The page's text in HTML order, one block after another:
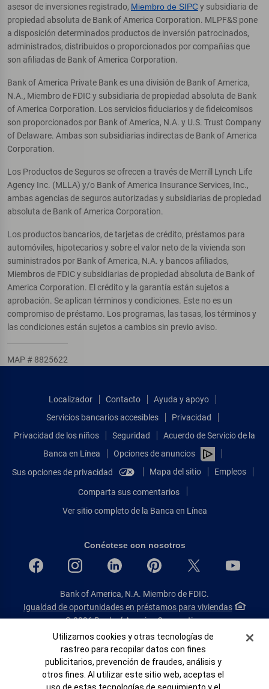
asesor de inversiones registrado, Miembro de SIPCy subsidiaria de
propiedad absoluta de Bank of America Corporation. MLPF&S pone
a disposición determinados productos de inversión patrocinados,
administrados, distribuidos o proporcionados por compañías que
son afiliadas de Bank of America Corporation.
Bank of America Private Bank es una división de Bank of America,
N.A., Miembro de FDIC y subsidiaria de propiedad absoluta de Bank
of America Corporation. Los servicios fiduciarios y de fideicomisos
son proporcionados por Bank of America, N.A. y U.S. Trust Company
of Delaware. Ambas son subsidiarias indirectas de Bank of America
Corporation.
Los Productos de Seguros se ofrecen a través de Merrill Lynch Life
Agency Inc. (MLLA) y/o Bank of America Insurance Services, Inc.,
ambas agencias de seguros autorizadas y subsidiarias de propiedad
absoluta de Bank of America Corporation.
Los productos bancarios, de tarjetas de crédito, préstamos para
automóviles, hipotecarios y sobre el valor neto de la vivienda son
suministrados por Bank of America, N.A. y bancos afiliados,
Miembros de FDIC y subsidiarias de propiedad absoluta de Bank of
America Corporation. El crédito y la garantía están sujetos a
aprobación. Se aplican términos y condiciones. Este no es un
compromiso de préstamo. Los programas, las tasas, los términos y
las condiciones están sujetos a cambios sin previo aviso.
MAP # 8825622
Localizador Contacto
Ayuda y apoyo
Servicios bancarios accesibles
Privacidad
Privacidad de los niños
Seguridad
Acuerdo de Servicio de la
Banca en Línea
Opciones de anuncios
Sus opciones de privacidad
Mapa del sitio Empleos
Comparta sus comentarios
Ver sitio completo de la Banca en Línea
Conéctese con nosotros
Bank of America, N.A. Miembro de FDIC.
Igualdad de oportunidades en préstamos para viviendas
© 2026 Bank of America Corporation.
Todos Los Derechos Reservados.
Patente: patents.bankofamerica.com
Banner de Cookies
Utilizamos cookies y otras tecnologías de
rastreo para recopilar datos con fines
publicitarios, prevención de fraudes, análisis y
otros fines. Al utilizar este sitio web, aceptas el